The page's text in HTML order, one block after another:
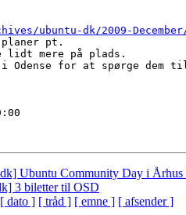
ubuntu-dk/2009-
pt.
mere på plads.
Odense for at spørge dem
Ubuntu Community Day i Århus
3 biletter til OSD
[ dato ] [ tråd ] [ emne ] [ afsender ]